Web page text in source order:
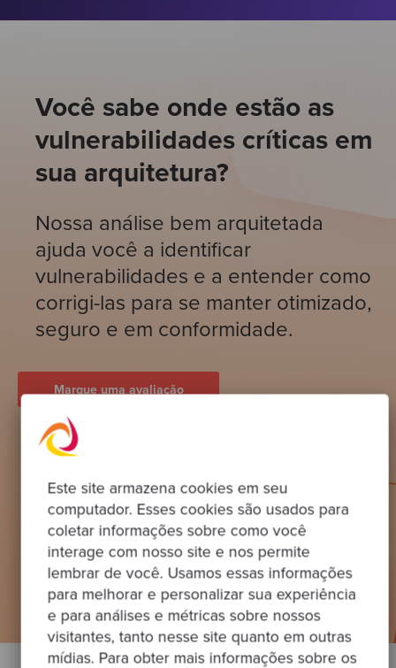
Este site armazena cookies em seu
computador. Esses cookies são usados para
coletar informações sobre como você
interage com nosso site e nos permite
lembrar de você. Usamos essas informações
para melhorar e personalizar sua experiência
e para análises e métricas sobre nossos
visitantes, tanto nesse site quanto em outras
mídias. Para obter mais informações sobre os
Você sabe onde estão as
vulnerabilidades críticas em
sua arquitetura?
Nossa análise bem arquitetada
ajuda você a identificar
vulnerabilidades e a entender como
corrigi-las para se manter otimizado,
seguro e em conformidade.
Marque uma avaliação